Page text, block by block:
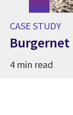
CASE STUDY
Burgernet
4 min read